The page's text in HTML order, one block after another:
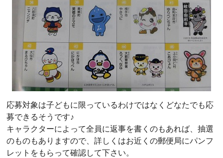
応募対象は子どもに限っているわけではなくどなたでも応
募できるそうです♪
キャラクターによって全員に返事を書くのもあれば、抽選
のものもありますので、詳しくはお近くの郵便局にパンフ
レットをもらって確認して下さい。